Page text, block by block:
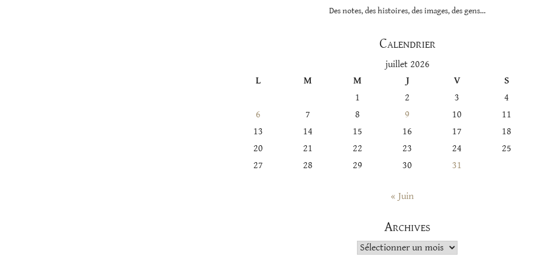
Des notes, des histoires, des images, des gens…
Calendrier
juillet 2026
L
M M J V S
1
2 3 4
6
7 8 9 10 11
13
14 15 16 17 18
20
21 22 23 24 25
27
28 29 30 31
« Juin
Archives
Archives